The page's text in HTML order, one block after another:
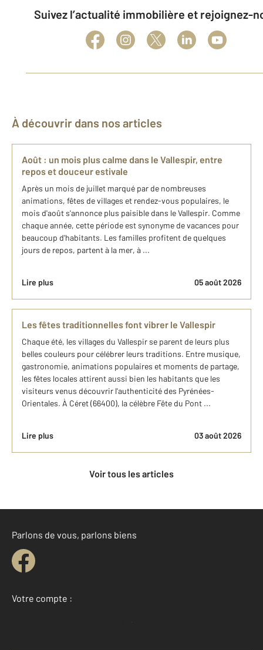
Suivez l’actualité immobilière et rejoignez-
À découvrir dans nos articles
Août : un mois plus calme dans le Vallespir, entre
repos et douceur estivale
Après un mois de juillet marqué par de nombreuses
animations, fêtes de villages et rendez-vous populaires, le
mois d'août s'annonce plus paisible dans le Vallespir. Comme
chaque année, cette période est synonyme de vacances pour
beaucoup d'habitants. Les familles profitent de quelques
jours de repos, partent à la mer, à ...
Lire plus 05 août 2026
Les fêtes traditionnelles font vibrer le Vallespir
Chaque été, les villages du Vallespir se parent de leurs plus
belles couleurs pour célébrer leurs traditions. Entre musique,
gastronomie, animations populaires et moments de partage,
les fêtes locales attirent aussi bien les habitants que les
visiteurs venus découvrir l'authenticité des Pyrénées-
Orientales. À Céret (66400), la célèbre Fête du Pont ...
Lire plus 03 août 2026
Voir tous les articles
Parlons de vous, parlons biens
Votre compte :
Accéder à mon compte